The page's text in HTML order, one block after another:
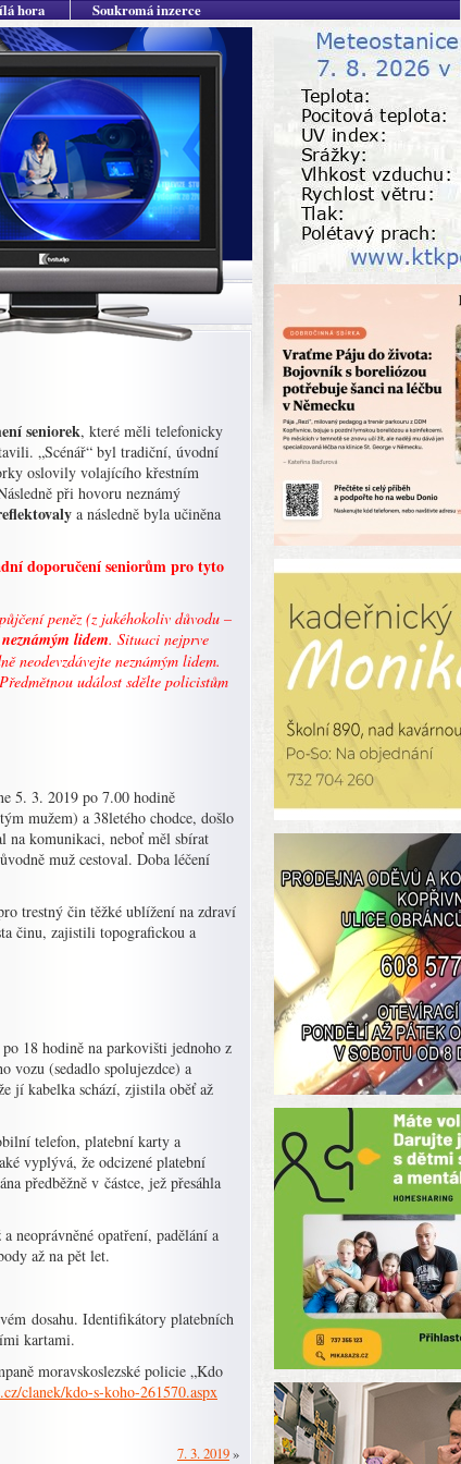
hora Soukromá inzerce
seniorek, které měli telefonicky
„Scénář“ byl tradiční, úvodní
oslovily volajícího křestním
při hovoru neznámý
a následně byla učiněna
doporučení seniorům pro tyto
peněz (z jakéhokoliv důvodu –
lidem. Situaci nejprve
neodevzdávejte neznámým lidem.
událost sdělte policistům
5. 3. 2019 po 7.00 hodině
mužem) a 38letého chodce, došlo
na komunikaci, neboť měl sbírat
muž cestoval. Doba léčení
trestný čin těžké ublížení na zdraví
činu, zajistili topografickou a
18 hodině na parkovišti jednoho z
vozu (sedadlo spolujezdce) a
jí kabelka schází, zjistila oběť až
telefon, platební karty a
vyplývá, že odcizené platební
předběžně v částce, jež přesáhla
neoprávněné opatření, padělání a
až na pět let.
dosahu. Identifikátory platebních
kartami.
moravskoslezské policie „Kdo
clanek/kdo-s-koho-261570.aspx
7. 3. 2019»